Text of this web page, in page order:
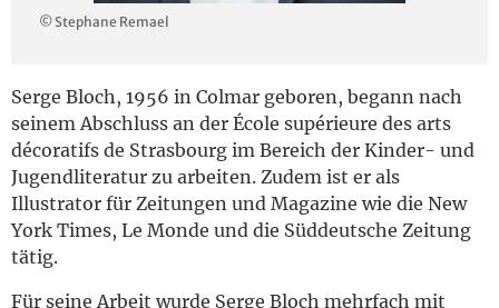
© Stephane Remael
Serge Bloch, 1956 in Colmar geboren, begann nach
seinem Abschluss an der École supérieure des arts
décoratifs de Strasbourg im Bereich der Kinder- und
Jugendliteratur zu arbeiten. Zudem ist er als
Illustrator für Zeitungen und Magazine wie die New
York Times, Le Monde und die Süddeutsche Zeitung
tätig.
Für seine Arbeit wurde Serge Bloch mehrfach mit